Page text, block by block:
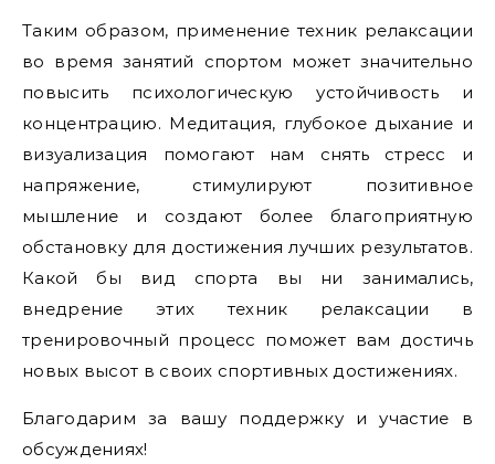
Таким образом, применение техник релаксации
во время занятий спортом может значительно
повысить психологическую устойчивость и
концентрацию. Медитация, глубокое дыхание и
визуализация помогают нам снять стресс и
напряжение, стимулируют позитивное
мышление и создают более благоприятную
обстановку для достижения лучших результатов.
Какой бы вид спорта вы ни занимались,
внедрение этих техник релаксации в
тренировочный процесс поможет вам достичь
новых высот в своих спортивных достижениях.
Благодарим за вашу поддержку и участие в
обсуждениях!